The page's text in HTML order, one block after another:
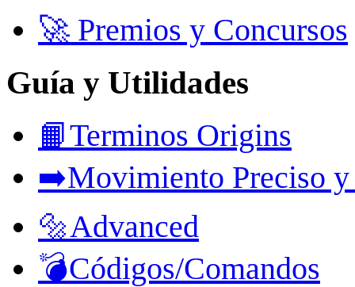
🚀 Premios y Concursos
Guía y Utilidades
📙Terminos Origins
➡️Movimiento Preciso y
🔩Advanced
💣Códigos/Comandos